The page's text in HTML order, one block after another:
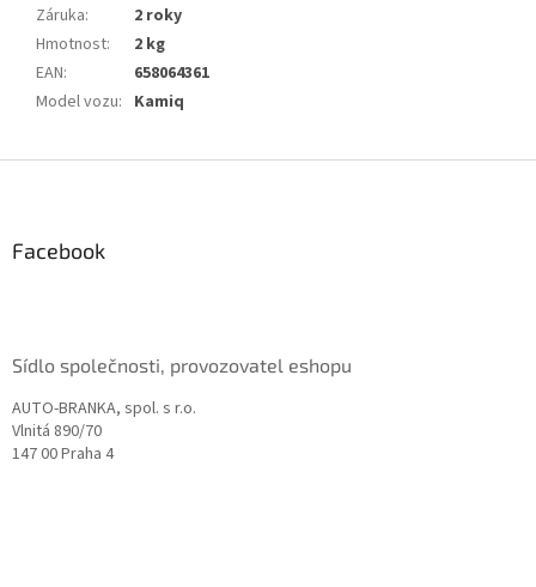
Záruka:
2 roky
Hmotnost:
2 kg
EAN:
658064361
Model vozu: Kamiq
Facebook
Sídlo společnosti, provozovatel eshopu
AUTO-BRANKA, spol. s r.o.
Vlnitá 890/70
147 00 Praha 4